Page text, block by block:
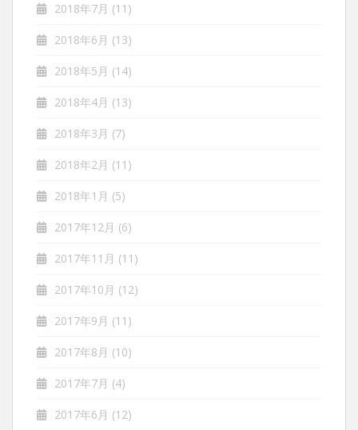
2018年7月 (11)
2018年6月 (13)
2018年5月 (14)
2018年4月 (13)
2018年3月 (7)
2018年2月 (11)
2018年1月 (5)
2017年12月 (6)
2017年11月 (11)
2017年10月 (12)
2017年9月 (11)
2017年8月 (10)
2017年7月 (4)
2017年6月 (12)